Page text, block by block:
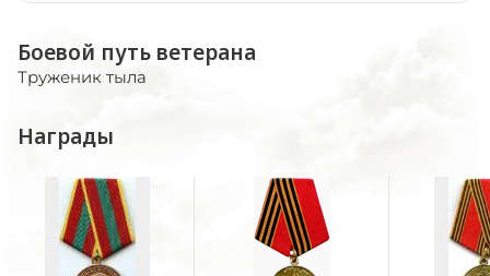
Боевой путь ветерана
Труженик тыла
Награды